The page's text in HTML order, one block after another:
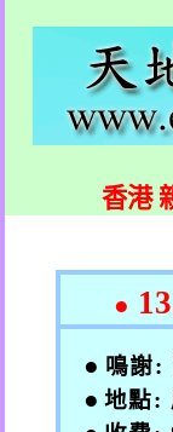
香港
●
● 鳴謝:
● 地點: